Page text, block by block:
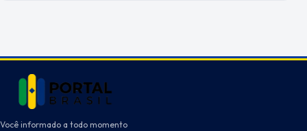
Você informado a todo momento